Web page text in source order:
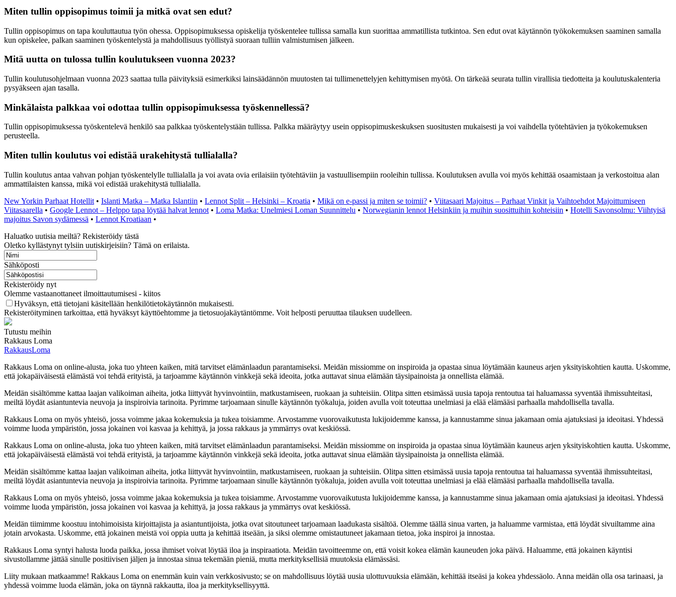
Miten tullin oppisopimus toimii ja mitkä ovat sen edut?
Tullin oppisopimus on tapa kouluttautua työn ohessa. Oppisopimuksessa opiskelija työskentelee tullissa samalla kun suorittaa ammatillista tutkintoa. Sen edut ovat käytännön työkokemuksen saaminen samalla
kun opiskelee, palkan saaminen työskentelystä ja mahdollisuus työllistyä suoraan tulliin valmistumisen jälkeen.
Mitä uutta on tulossa tullin koulutukseen vuonna 2023?
Tullin koulutusohjelmaan vuonna 2023 saattaa tulla päivityksiä esimerkiksi lainsäädännön muutosten tai tullimenettelyjen kehittymisen myötä. On tärkeää seurata tullin virallisia tiedotteita ja koulutuskalenteria
pysyäkseen ajan tasalla.
Minkälaista palkkaa voi odottaa tullin oppisopimuksessa työskennellessä?
Tullin oppisopimuksessa työskentelevä henkilö saa palkkaa työskentelystään tullissa. Palkka määräytyy usein oppisopimuskeskuksen suositusten mukaisesti ja voi vaihdella työtehtävien ja työkokemuksen
perusteella.
Miten tullin koulutus voi edistää urakehitystä tullialalla?
Tullin koulutus antaa vahvan pohjan työskentelylle tullialalla ja voi avata ovia erilaisiin työtehtäviin ja vastuullisempiin rooleihin tullissa. Koulutuksen avulla voi myös kehittää osaamistaan ja verkostoitua alan
ammattilaisten kanssa, mikä voi edistää urakehitystä tullialalla.
New Yorkin Parhaat Hotellit • Islanti Matka – Matka Islantiin • Lennot Split – Helsinki – Kroatia • Mikä on e-passi ja miten se toimii? • Viitasaari Majoitus – Parhaat Vinkit ja Vaihtoehdot Majoittumiseen
Viitasaarella • Google Lennot – Helppo tapa löytää halvat lennot • Loma Matka: Unelmiesi Loman Suunnittelu • Norwegianin lennot Helsinkiin ja muihin suosittuihin kohteisiin • Hotelli Savonsolmu: Viihtyisä
majoitus Savon sydämessä • Lennot Kroatiaan •
Haluatko uutisia meiltä? Rekisteröidy tästä
Oletko kyllästynyt tylsiin uutiskirjeisiin? Tämä on erilaista.
Sähköposti
Rekisteröidy nyt
Olemme vastaanottaneet ilmoittautumisesi - kiitos
Hyväksyn, että tietojani käsitellään henkilötietokäytännön mukaisesti.
Rekisteröityminen tarkoittaa, että hyväksyt käyttöehtomme ja tietosuojakäytäntömme. Voit helposti peruuttaa tilauksen uudelleen.
Tutustu meihin
Rakkaus Loma
RakkausLoma
Rakkaus Loma on online-alusta, joka tuo yhteen kaiken, mitä tarvitset elämänlaadun parantamiseksi. Meidän missiomme on inspiroida ja opastaa sinua löytämään kauneus arjen yksityiskohtien kautta. Uskomme,
että jokapäiväisestä elämästä voi tehdä erityistä, ja tarjoamme käytännön vinkkejä sekä ideoita, jotka auttavat sinua elämään täysipainoista ja onnellista elämää.
Meidän sisältömme kattaa laajan valikoiman aiheita, jotka liittyvät hyvinvointiin, matkustamiseen, ruokaan ja suhteisiin. Olitpa sitten etsimässä uusia tapoja rentoutua tai haluamassa syventää ihmissuhteitasi,
meiltä löydät asiantuntevia neuvoja ja inspiroivia tarinoita. Pyrimme tarjoamaan sinulle käytännön työkaluja, joiden avulla voit toteuttaa unelmiasi ja elää elämääsi parhaalla mahdollisella tavalla.
Rakkaus Loma on myös yhteisö, jossa voimme jakaa kokemuksia ja tukea toisiamme. Arvostamme vuorovaikutusta lukijoidemme kanssa, ja kannustamme sinua jakamaan omia ajatuksiasi ja ideoitasi. Yhdessä
voimme luoda ympäristön, jossa jokainen voi kasvaa ja kehittyä, ja jossa rakkaus ja ymmärrys ovat keskiössä.
Rakkaus Loma on online-alusta, joka tuo yhteen kaiken, mitä tarvitset elämänlaadun parantamiseksi. Meidän missiomme on inspiroida ja opastaa sinua löytämään kauneus arjen yksityiskohtien kautta. Uskomme,
että jokapäiväisestä elämästä voi tehdä erityistä, ja tarjoamme käytännön vinkkejä sekä ideoita, jotka auttavat sinua elämään täysipainoista ja onnellista elämää.
Meidän sisältömme kattaa laajan valikoiman aiheita, jotka liittyvät hyvinvointiin, matkustamiseen, ruokaan ja suhteisiin. Olitpa sitten etsimässä uusia tapoja rentoutua tai haluamassa syventää ihmissuhteitasi,
meiltä löydät asiantuntevia neuvoja ja inspiroivia tarinoita. Pyrimme tarjoamaan sinulle käytännön työkaluja, joiden avulla voit toteuttaa unelmiasi ja elää elämääsi parhaalla mahdollisella tavalla.
Rakkaus Loma on myös yhteisö, jossa voimme jakaa kokemuksia ja tukea toisiamme. Arvostamme vuorovaikutusta lukijoidemme kanssa, ja kannustamme sinua jakamaan omia ajatuksiasi ja ideoitasi. Yhdessä
voimme luoda ympäristön, jossa jokainen voi kasvaa ja kehittyä, ja jossa rakkaus ja ymmärrys ovat keskiössä.
Meidän tiimimme koostuu intohimoisista kirjoittajista ja asiantuntijoista, jotka ovat sitoutuneet tarjoamaan laadukasta sisältöä. Olemme täällä sinua varten, ja haluamme varmistaa, että löydät sivuiltamme aina
jotain arvokasta. Uskomme, että jokainen meistä voi oppia uutta ja kehittää itseään, ja siksi olemme omistautuneet jakamaan tietoa, joka inspiroi ja innostaa.
Rakkaus Loma syntyi halusta luoda paikka, jossa ihmiset voivat löytää iloa ja inspiraatiota. Meidän tavoitteemme on, että voisit kokea elämän kauneuden joka päivä. Haluamme, että jokainen käyntisi
sivustollamme jättää sinulle positiivisen jäljen ja innostaa sinua tekemään pieniä, mutta merkityksellisiä muutoksia elämässäsi.
Liity mukaan matkaamme! Rakkaus Loma on enemmän kuin vain verkkosivusto; se on mahdollisuus löytää uusia ulottuvuuksia elämään, kehittää itseäsi ja kokea yhdessäolo. Anna meidän olla osa tarinaasi, ja
yhdessä voimme luoda elämän, joka on täynnä rakkautta, iloa ja merkityksellisyyttä.